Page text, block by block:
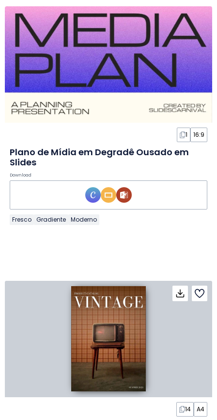
1 16:9
Plano de Mídia em Degradê Ousado em
Slides
Download
Fresco Gradiente Moderno
14 A4